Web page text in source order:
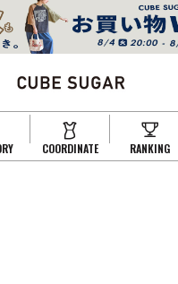
COORDINATE RANKING